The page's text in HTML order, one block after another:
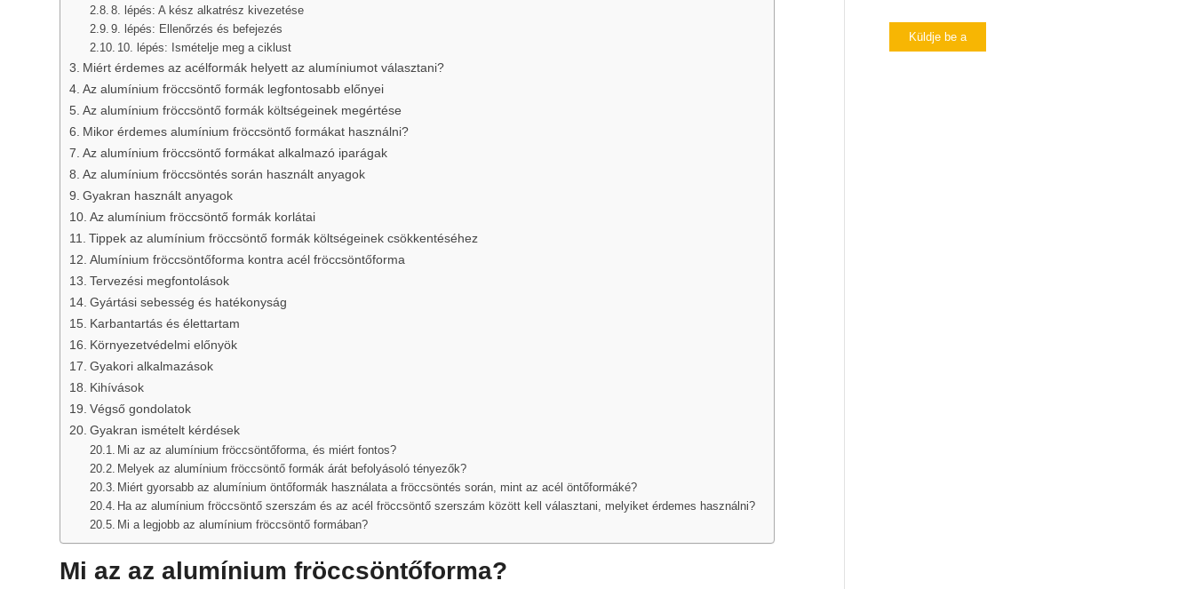
8. lépés: A kész alkatrész kivezetése
9. lépés: Ellenőrzés és befejezés
10. lépés: Ismételje meg a ciklust
Miért érdemes az acélformák helyett az alumíniumot választani?
Az alumínium fröccsöntő formák legfontosabb előnyei
Az alumínium fröccsöntő formák költségeinek megértése
Mikor érdemes alumínium fröccsöntő formákat használni?
Az alumínium fröccsöntő formákat alkalmazó iparágak
Az alumínium fröccsöntés során használt anyagok
Gyakran használt anyagok
Az alumínium fröccsöntő formák korlátai
Tippek az alumínium fröccsöntő formák költségeinek csökkentéséhez
Alumínium fröccsöntőforma kontra acél fröccsöntőforma
Tervezési megfontolások
Gyártási sebesség és hatékonyság
Karbantartás és élettartam
Környezetvédelmi előnyök
Gyakori alkalmazások
Kihívások
Végső gondolatok
Gyakran ismételt kérdések
Mi az az alumínium fröccsöntőforma, és miért fontos?
Melyek az alumínium fröccsöntő formák árát befolyásoló tényezők?
Miért gyorsabb az alumínium öntőformák használata a fröccsöntés során, mint az acél öntőformáké?
Ha az alumínium fröccsöntő szerszám és az acél fröccsöntő szerszám között kell választani, melyiket érdemes használni?
Mi a legjobb az alumínium fröccsöntő formában?
Mi az az alumínium fröccsöntőforma?